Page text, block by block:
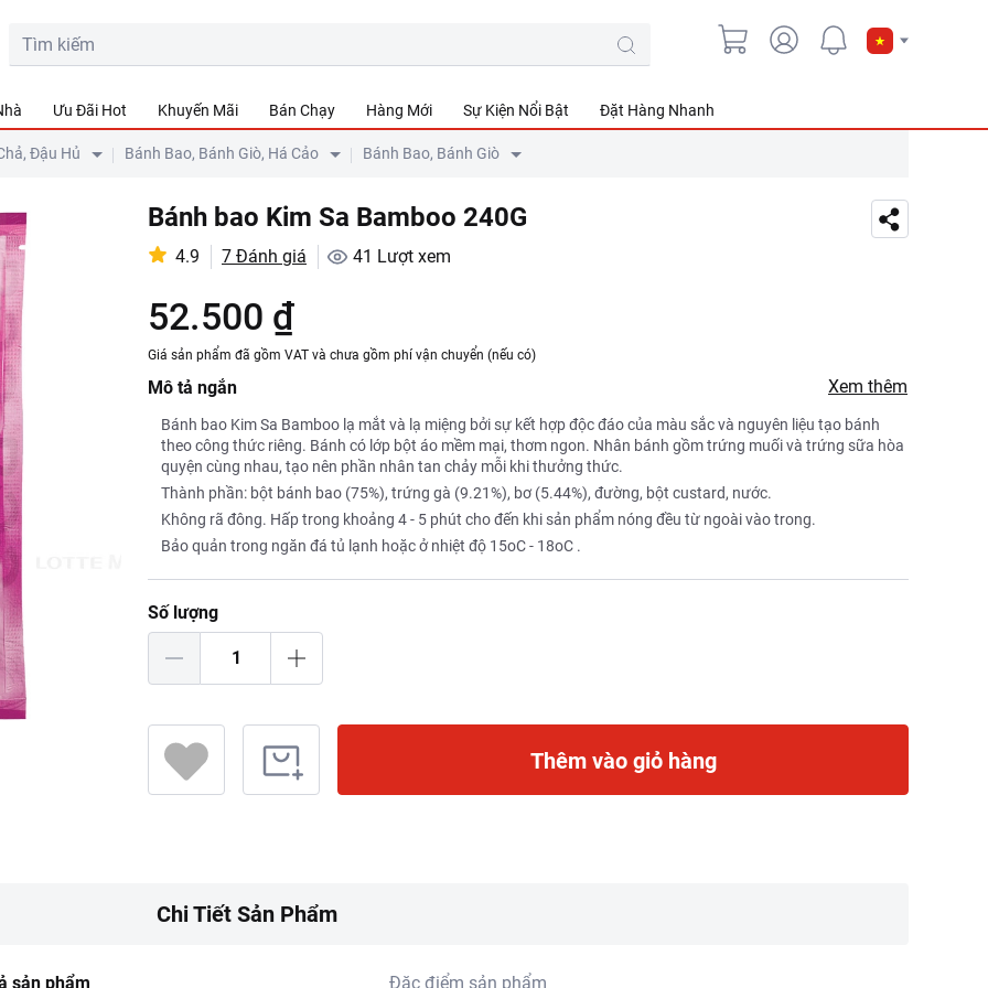
Ưu Đãi Hot Khuyến Mãi Bán Chạy Hàng Mới Sự Kiện Nổi Bật Đặt Hàng Nhanh
Đậu Hủ Bánh Bao, Bánh Giò, Há Cảo Bánh Bao, Bánh Giò
Bánh bao Kim Sa Bamboo 240G
4.9 7 Đánh giá 41 Lượt xem
52.500 ₫
Giá sản phẩm đã gồm VAT và chưa gồm phí vận chuyển (nếu có)
Mô tả ngắn Xem thêm
Bánh bao Kim Sa Bamboo lạ mắt và lạ miệng bởi sự kết hợp độc đáo của màu sắc và nguyên liệu tạo bánh
theo công thức riêng. Bánh có lớp bột áo mềm mại, thơm ngon. Nhân bánh gồm trứng muối và trứng sữa hòa
quyện cùng nhau, tạo nên phần nhân tan chảy mỗi khi thưởng thức.
Thành phần: bột bánh bao (75%), trứng gà (9.21%), bơ (5.44%), đường, bột custard, nước.
Không rã đông. Hấp trong khoảng 4 - 5 phút cho đến khi sản phẩm nóng đều từ ngoài vào trong.
Bảo quản trong ngăn đá tủ lạnh hoặc ở nhiệt độ 15oC - 18oC .
Số lượng
Thêm vào giỏ hàng
Chi Tiết Sản Phẩm
sản phẩm Đặc điểm sản phẩm